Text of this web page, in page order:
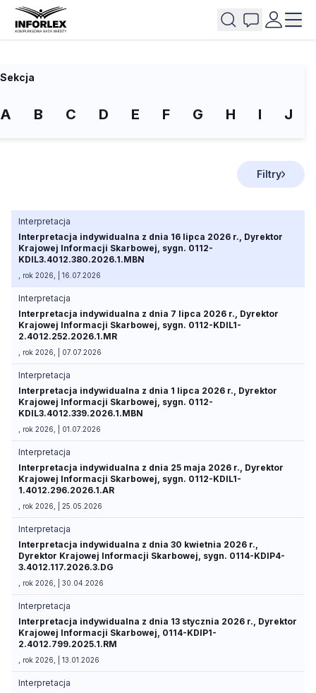
Sekcja
A B C D E F G H I J
Filtry
Interpretacja
Interpretacja indywidualna z dnia 16 lipca 2026 r., Dyrektor
Krajowej Informacji Skarbowej, sygn. 0112-
KDIL3.4012.380.2026.1.MBN
, rok 2026, | 16.07.2026
Interpretacja
Interpretacja indywidualna z dnia 7 lipca 2026 r., Dyrektor
Krajowej Informacji Skarbowej, sygn. 0112-KDIL1-
2.4012.252.2026.1.MR
, rok 2026, | 07.07.2026
Interpretacja
Interpretacja indywidualna z dnia 1 lipca 2026 r., Dyrektor
Krajowej Informacji Skarbowej, sygn. 0112-
KDIL3.4012.339.2026.1.MBN
, rok 2026, | 01.07.2026
Interpretacja
Interpretacja indywidualna z dnia 25 maja 2026 r., Dyrektor
Krajowej Informacji Skarbowej, sygn. 0112-KDIL1-
1.4012.296.2026.1.AR
, rok 2026, | 25.05.2026
Interpretacja
Interpretacja indywidualna z dnia 30 kwietnia 2026 r.,
Dyrektor Krajowej Informacji Skarbowej, sygn. 0114-KDIP4-
3.4012.117.2026.3.DG
, rok 2026, | 30.04.2026
Interpretacja
Interpretacja indywidualna z dnia 13 stycznia 2026 r., Dyrektor
Krajowej Informacji Skarbowej, 0114-KDIP1-
2.4012.799.2025.1.RM
, rok 2026, | 13.01.2026
Interpretacja